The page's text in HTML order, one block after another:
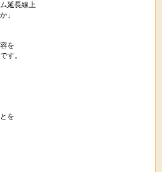
延長線上
」
を
す。
を